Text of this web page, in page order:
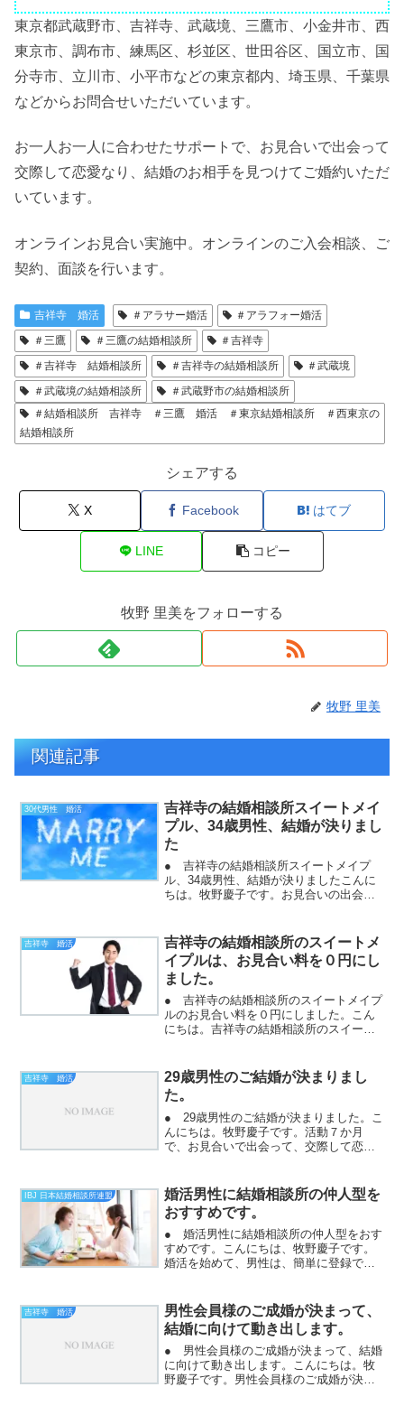
東京都武蔵野市、吉祥寺、武蔵境、三鷹市、小金井市、西
東京市、調布市、練馬区、杉並区、世田谷区、国立市、国
分寺市、立川市、小平市などの東京都内、埼玉県、千葉県
などからお問合せいただいています。
お一人お一人に合わせたサポートで、お見合いで出会って
交際して恋愛なり、結婚のお相手を見つけてご婚約いただ
いています。
オンラインお見合い実施中。オンラインのご入会相談、ご
契約、面談を行います。
吉祥寺 婚活 ＃アラサー婚活
＃アラフォー婚活
＃三鷹
＃三鷹の結婚相談所
＃吉祥寺
＃吉祥寺 結婚相談所
＃吉祥寺の結婚相談所
＃武蔵境
＃武蔵境の結婚相談所
＃武蔵野市の結婚相談所
＃結婚相談所 吉祥寺 ＃三鷹 婚活 ＃東京結婚相談所 ＃西東京の
結婚相談所
シェアする
X Facebook はてブ
LINE コピー
牧野 里美をフォローする
牧野 里美
関連記事
30代男性 婚活
吉祥寺の結婚相談所スイートメイ
プル、34歳男性、結婚が決りまし
た
● 吉祥寺の結婚相談所スイートメイプ
ル、34歳男性、結婚が決りましたこんに
ちは。牧野慶子です。お見合いの出会い
て、お見合いから交際にもなりました。
もう気持ちは上がります。...
吉祥寺 婚活
吉祥寺の結婚相談所のスイートメ
イプルは、お見合い料を０円にし
ました。
● 吉祥寺の結婚相談所のスイートメイプ
ルのお見合い料を０円にしました。こん
にちは。吉祥寺の結婚相談所のスイート
ね。気軽に出会えるようにと考えて、お
見合い料を０円にしました...
吉祥寺 婚活
29歳男性のご結婚が決まりまし
た。
● 29歳男性のご結婚が決まりました。こ
んにちは。牧野慶子です。活動７か月
で、お見合いで出会って、交際して恋愛
最短で結婚できそうだったからだそうで
す。31歳の女性様と活...
IBJ 日本結婚相談所連盟
婚活男性に結婚相談所の仲人型を
おすすめです。
● 婚活男性に結婚相談所の仲人型をおす
すめです。こんにちは、牧野慶子です。
婚活を始めて、男性は、簡単に登録でき
ップリングしない。出会えても、交際が
続かないということを聞...
吉祥寺 婚活
男性会員様のご成婚が決まって、
結婚に向けて動き出します。
● 男性会員様のご成婚が決まって、結婚
に向けて動き出します。こんにちは。牧
野慶子です。男性会員様のご成婚が決ま